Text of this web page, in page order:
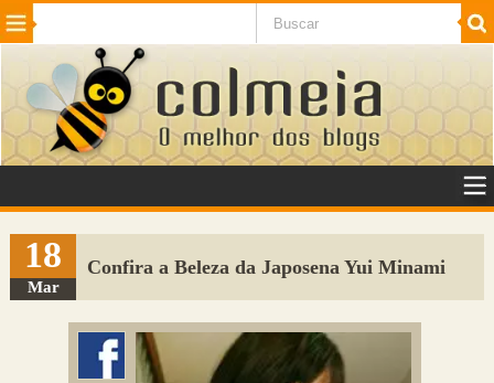
Beleza Cinema e TV
Internet Jogos NotÃ­cias SaÃºde
VeÃ­culos Adulto
Sugerir Link
Adicionar Blog
Colmeia Exchange
Perguntas Frequentes
18
Mar
Confira a Beleza da Japosena Yui Minami